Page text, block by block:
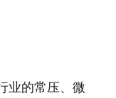
合作伙伴
业的常压、微